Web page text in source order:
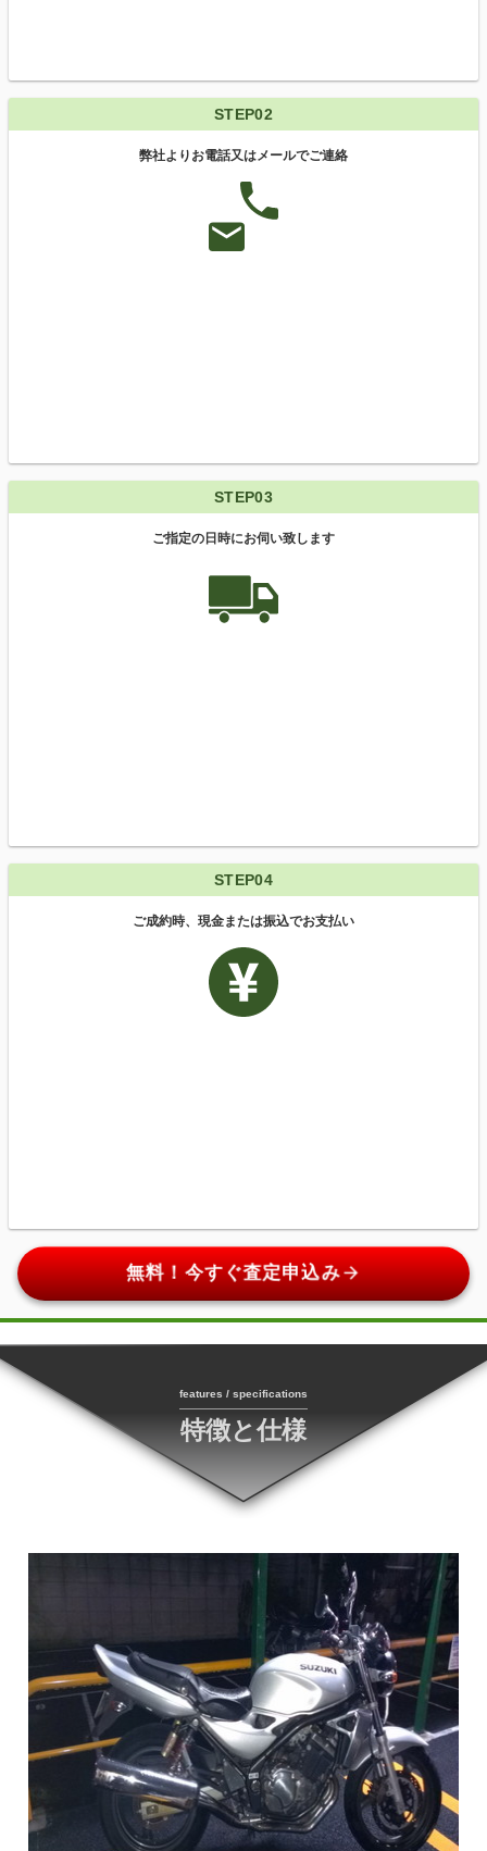
STEP02
弊社よりお電話又はメールでご連絡
STEP03
ご指定の日時にお伺い致します
STEP04
ご成約時、現金または振込でお支払い
無料！今すぐ査定申込みarrow_forward
features / specifications
特徴と仕様